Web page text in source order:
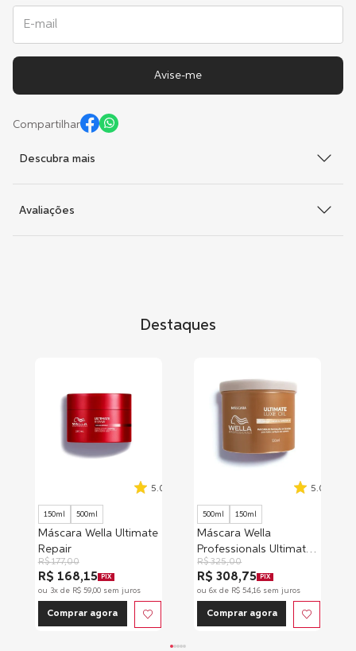
Compartilhar
Descubra mais
Avaliações
Destaques
5.0
150ml 500ml
Máscara Wella Ultimate
Repair
R$ 177,00
R$ 168,15 PIX
ou 3x de R$ 59,00sem juros
Comprar agora
5.0
500ml 150ml
Máscara Wella
Professionals Ultimate
Luxe Oil
R$ 325,00
R$ 308,75 PIX
ou6x de R$ 54,16 sem juros
Comprar agora